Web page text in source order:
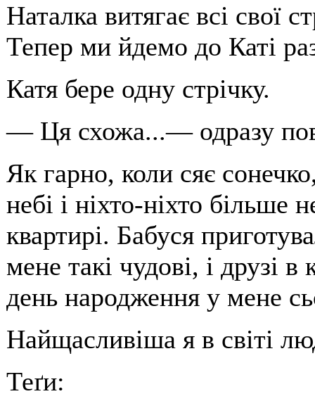
Наталка витягає всі свої
Тепер ми йдемо до Каті
Катя бере одну стрічку.
— Ця схожа...— одразу
Як гарно, коли сяє
небі і ніхто-ніхто більше
квартирі. Бабуся
мене такі чудові, і друзі
день народження у мене
Найщасливіша я в світі
Теґи: